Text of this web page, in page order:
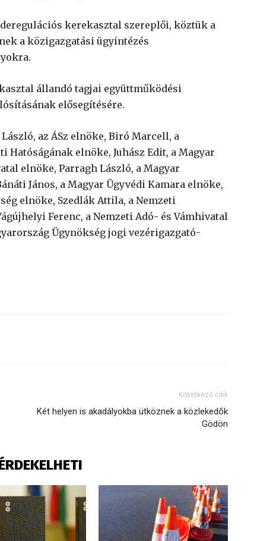
kerekasztal szereplői, köztük a
a közigazgatási ügyintézés
állandó tagjai együttműködési
elősegítésére.
az ÁSz elnöke, Biró Marcell, a
Hatóságának elnöke, Juhász Edit, a Magyar
elnöke, Parragh László, a Magyar
János, a Magyar Ügyvédi Kamara elnöke,
elnöke, Szedlák Attila, a Nemzeti
Ferenc, a Nemzeti Adó- és Vámhivatal
Ügynökség jogi vezérigazgató-
Következő cikk
Két helyen is akadályokba ütköznek a közlekedők
Gödön